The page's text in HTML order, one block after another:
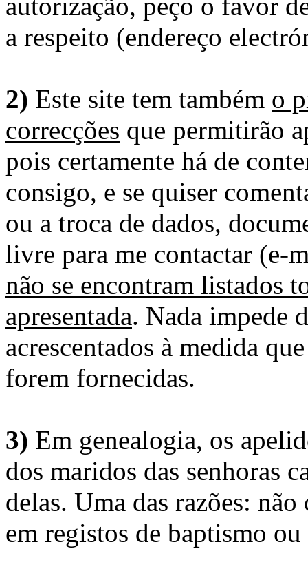
a respeito (endereço
2) Este site tem também o
correcções que permitirão
pois certamente há de
consigo, e se quiser
ou a troca de dados,
livre para me contactar (e-
não se encontram listados
apresentada. Nada impede
acrescentados à medida
forem fornecidas.
3) Em genealogia, os
dos maridos das senhoras
delas. Uma das razões:
em registos de baptismo